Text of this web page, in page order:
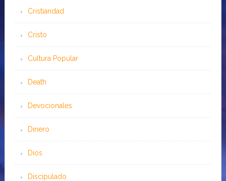
Cristiandad
Cristo
Cultura Popular
Death
Devocionales
Dinero
Dios
Discipulado